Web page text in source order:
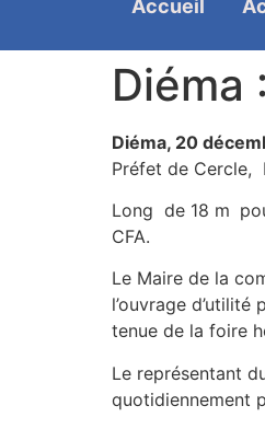
Accueil
Diéma
Diéma, 20
Préfet de Cercle,
Long de 18 m
CFA.
Le Maire de la
l’ouvrage
tenue de la foire
Le représentant
quotidiennement